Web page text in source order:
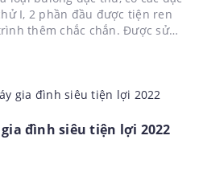
I, 2 phần đầu được tiện ren
thêm chắc chắn. Được sử
đình siêu tiện lợi 2022